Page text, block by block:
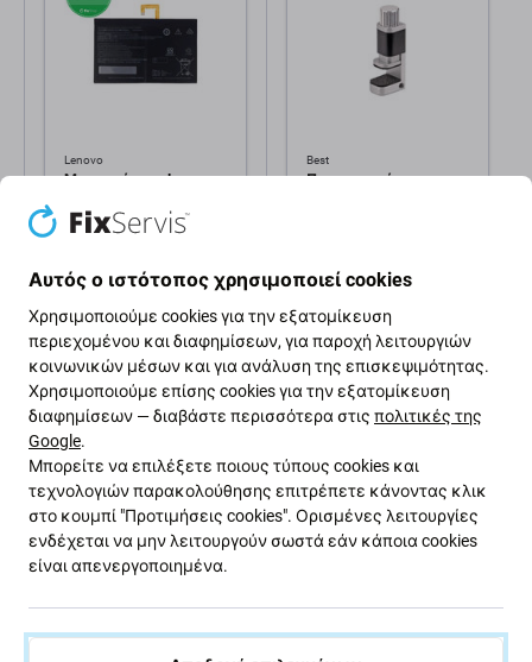
Lenovo
Μπαταρία για Lenovo
L14D2P31, 7000mAh
ΣΕ ΑΠΌΘΕΜΑ 3
τεμ
Best
Περιστρεφόμενη
ΣΕ ΑΠΌΘΕΜΑ
10+ τεμ
Περιγραφή και προδιαγραφές Ποιότητα Αποστολές και
Αυτός ο ιστότοπος χρησιμοποιεί cookies
Χρησιμοποιούμε cookies για την εξατομίκευση
περιεχομένου και διαφημίσεων, για παροχή λειτουργιών
κοινωνικών μέσων και για ανάλυση της επισκεψιμότητας.
Χρησιμοποιούμε επίσης cookies για την εξατομίκευση
διαφημίσεων — διαβάστε περισσότερα στις πολιτικές της
Google.
Μπορείτε να επιλέξετε ποιους τύπους cookies και
τεχνολογιών παρακολούθησης επιτρέπετε κάνοντας κλικ
στο κουμπί "Προτιμήσεις cookies". Ορισμένες λειτουργίες
ενδέχεται να μην λειτουργούν σωστά εάν κάποια cookies
είναι απενεργοποιημένα.